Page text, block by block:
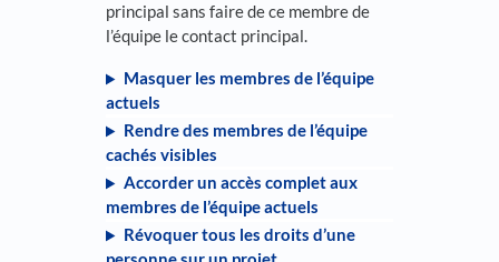
principal sans faire de ce membre de
l’équipe le contact principal.
Masquer les membres de l’équipe
actuels
Rendre des membres de l’équipe
cachés visibles
Accorder un accès complet aux
membres de l’équipe actuels
Révoquer tous les droits d’une